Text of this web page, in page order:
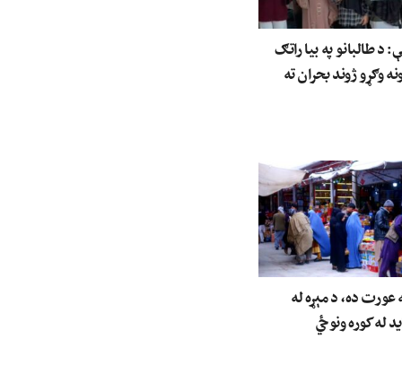
طالبانو په بیا راتګ
وګړو ژوند بحران ته
ده، د مېړه له
له کوره ونوځي